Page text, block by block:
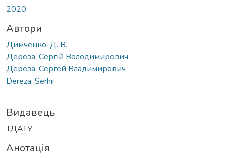
2020
Автори
Димченко, Д. В.
Дереза, Сергій Володимирович
Дереза, Сергей Владимирович
Dereza, Serhii
Видавець
ТДАТУ
Анотація